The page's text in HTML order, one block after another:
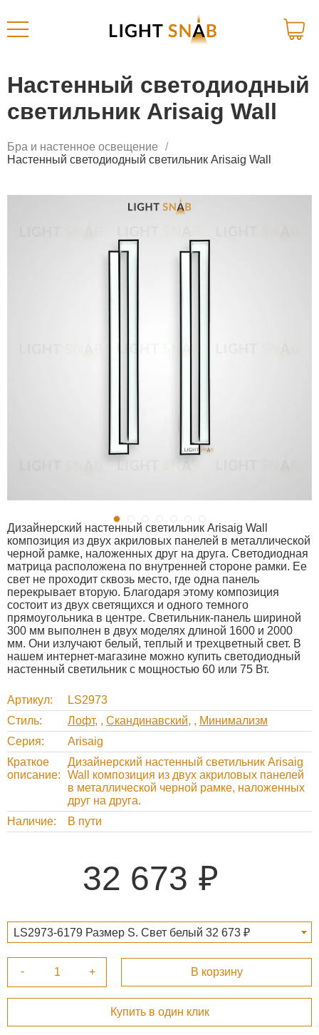
Настенный светодиодный
светильник Arisaig Wall
Бра и настенное освещение
Настенный светодиодный светильник Arisaig Wall
Дизайнерский настенный светильник Arisaig Wall
композиция из двух акриловых панелей в металлической
черной рамке, наложенных друг на друга. Светодиодная
матрица расположена по внутренней стороне рамки. Ее
свет не проходит сквозь место, где одна панель
перекрывает вторую. Благодаря этому композиция
состоит из двух светящихся и одного темного
прямоугольника в центре. Светильник-панель шириной
300 мм выполнен в двух моделях длиной 1600 и 2000
мм. Они излучают белый, теплый и трехцветный свет. В
нашем интернет-магазине можно купить светодиодный
настенный светильник с мощностью 60 или 75 Вт.
Артикул
LS2973
Стиль
Лофт , Скандинавский , Минимализм
Серия
Arisaig
Краткое
описание
Дизайнерский настенный светильник Arisaig
Wall композиция из двух акриловых панелей
в металлической черной рамке, наложенных
друг на друга.
Наличие
В пути
32 673
LS2973-6179 Размер S. Свет белый 32 673 ₽